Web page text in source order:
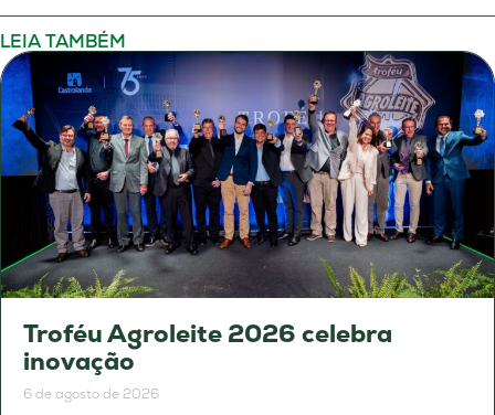
LEIA TAMBÉM
Troféu Agroleite 2026 celebra
inovação
6 de agosto de 2026